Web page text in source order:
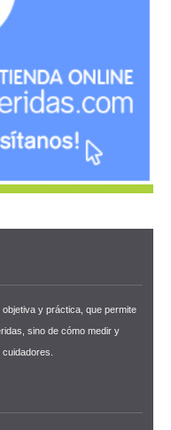
y práctica, que permite
sino de cómo medir y